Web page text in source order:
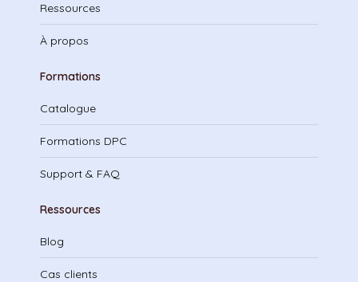
Ressources
À propos
Formations
Catalogue
Formations DPC
Support & FAQ
Ressources
Blog
Cas clients